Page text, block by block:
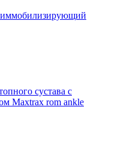
иммобилизирующий
сустава с
Maxtrax rom ankle